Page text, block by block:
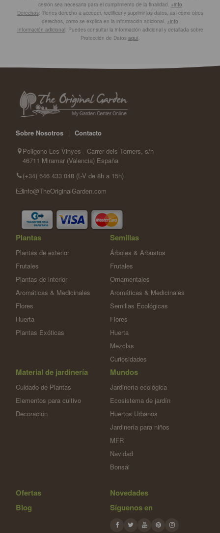
cesión sea necesaria para el cumplimiento de la finalidad. +info
Derechos: Tienes derecho a acceder, rectificar y suprimir los datos, así como otros
derechos, como se explica en la información adicional. +info
Información adicional: Puedes consultar la información adicional y detallada sobre
Protección de Datos aquí.
Sobre Nosotros
Contacto
Poligono Les Vinyes - Carrer dels Torners, s/n
46711 Miramar (Valencia) España
(+34) 646 433 048 (L-V de 8h a 15h)
info@TheOriginalGarden.com
Plantas
Plantas de exterior
Frutales
Plantas de interior
Aromáticas & Medicinales
Flores
Huerta
Plantas Exóticas
Semillas
Árboles & Arbustos
Frutales
Ornamentales
Aromáticas & Medicinales
Semillas Ecológicas
Flores
Huerta
Mezclas
Curiosidades
Material de jardinería
Cuidado de Plantas
Elementos para cultivo
Decoración
Mundos
Jardinería ecológica
Ecosistema de jardín
Huertos Urbanos
Jardinería para niños
MFR
Navidad
Bonsái
Ofertas
Novedades
Blog
Síguenos en